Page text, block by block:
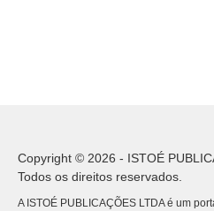
Copyright © 2026 - ISTOÉ
Todos os direitos reservados.
A ISTOÉ PUBLICAÇÕES LTDA é um